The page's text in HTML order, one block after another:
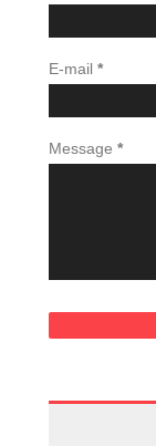
E-mail *
Message *